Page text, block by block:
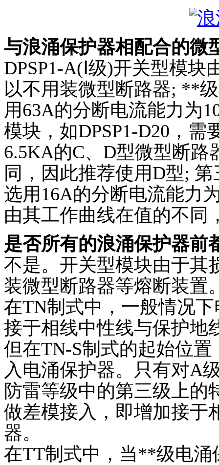
与浪涌保护器相配合的微
DPSP1-A(Ⅰ级)开关型模
以不用装微型断路器; **
用63A的分断电流能力为
模块，如DPSP1-D20，
6.5KA的C、D型微型断
同，因此推荐使用D型;
选用16A的分断电流能力
由其工作曲线在值的不同
是否所有的浪涌保护器前
不是。开关型模块由于其
装微型断路器等熔断装置
在TN制式中，一般情况
接于相线中性线与保护地
但在TN-S制式的起始位
入电涌保护器。只有对A
防雷等级中的第三级上的
做差模接入，即增加接于
器。
在TT制式中，当**级电涌